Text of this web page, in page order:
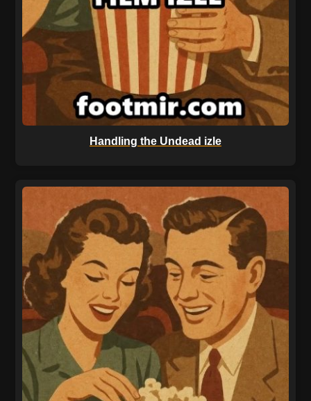
Handling the Undead izle